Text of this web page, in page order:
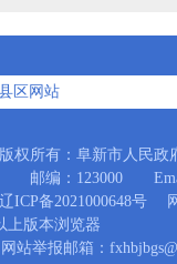
所有：阜新市人民政
邮编：123000
辽ICP备2021000648号 网
上版本浏览器
站举报邮箱：